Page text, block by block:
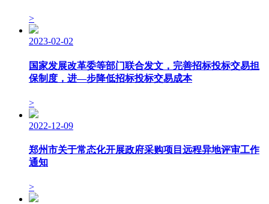
>
2023-02-02
国家发展改革委等部⻔联合发文，完善招标投标交易担
保制度，进—步降低招标投标交易成本
>
2022-12-09
郑州市关于常态化开展政府采购项目远程异地评审工作
通知
>